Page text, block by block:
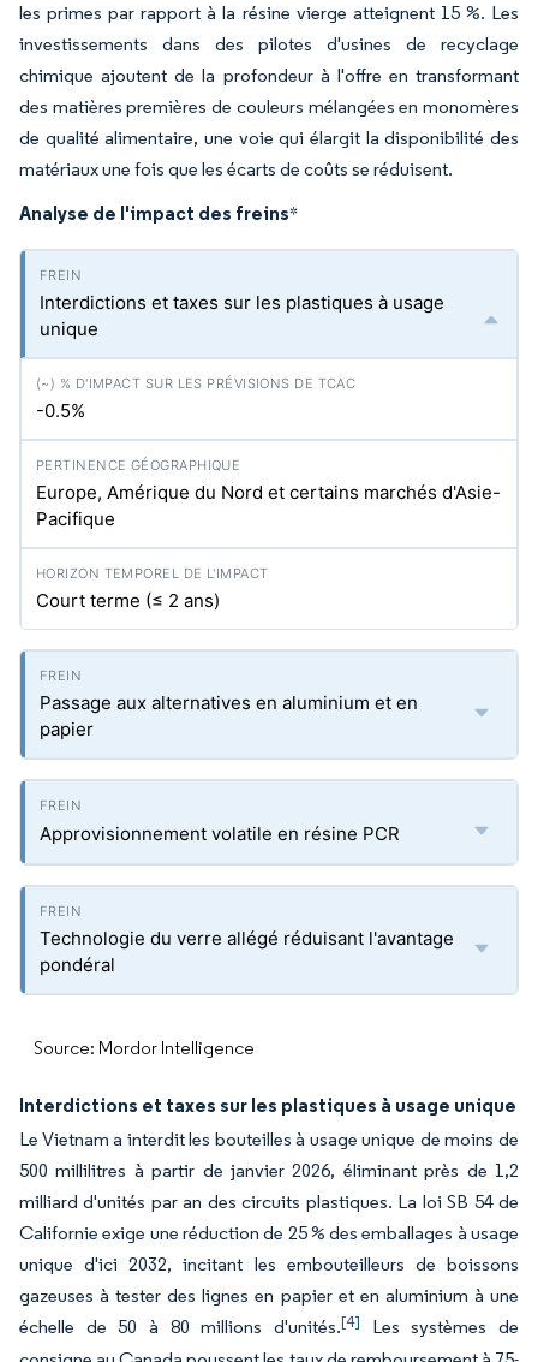
les primes par rapport à la résine vierge atteignent 15 %. Les
investissements dans des pilotes d'usines de recyclage
chimique ajoutent de la profondeur à l'offre en transformant
des matières premières de couleurs mélangées en monomères
de qualité alimentaire, une voie qui élargit la disponibilité des
matériaux une fois que les écarts de coûts se réduisent.
Analyse de l'impact des freins*
Interdictions et taxes sur les plastiques à usage
unique
-0.5%
Europe, Amérique du Nord et certains marchés d'Asie-
Pacifique
Court terme (≤ 2 ans)
Passage aux alternatives en aluminium et en
papier
Approvisionnement volatile en résine PCR
Technologie du verre allégé réduisant l'avantage
pondéral
Source: Mordor Intelligence
Interdictions et taxes sur les plastiques à usage unique
Le Vietnam a interdit les bouteilles à usage unique de moins de
500 millilitres à partir de janvier 2026, éliminant près de 1,2
milliard d'unités par an des circuits plastiques. La loi SB 54 de
Californie exige une réduction de 25 % des emballages à usage
unique d'ici 2032, incitant les embouteilleurs de boissons
gazeuses à tester des lignes en papier et en aluminium à une
échelle de 50 à 80 millions d'unités.[4]
Les systèmes de